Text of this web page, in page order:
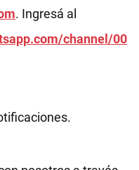
. Ingresá al
channel/00